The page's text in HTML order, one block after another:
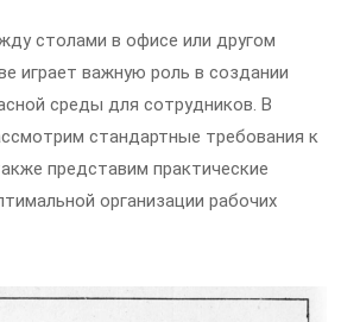
столами в офисе или другом
играет важную роль в создании
среды для сотрудников. В
стандартные требования к
представим практические
организации рабочих